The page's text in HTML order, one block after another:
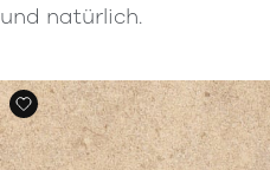
und natürlich.